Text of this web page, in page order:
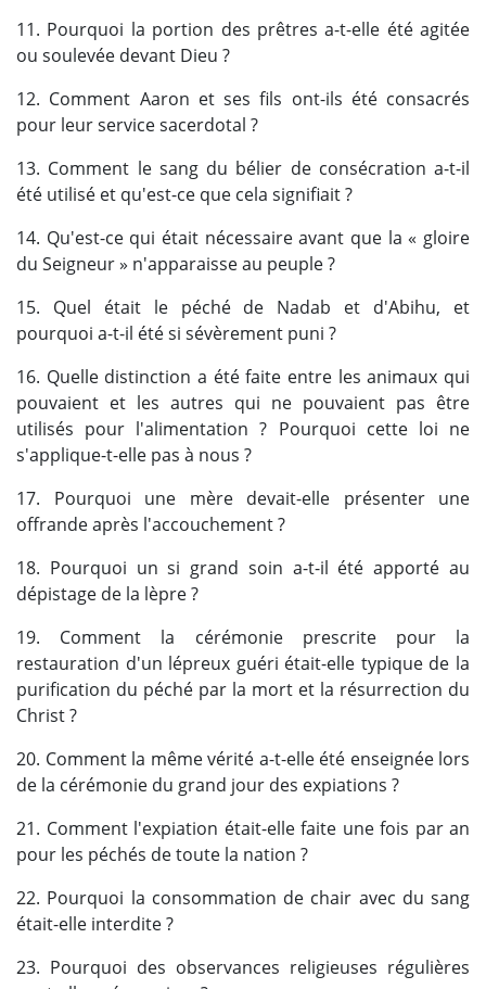
11. Pourquoi la portion des prêtres a-t-elle été agitée
ou soulevée devant Dieu ?
12. Comment Aaron et ses fils ont-ils été consacrés
pour leur service sacerdotal ?
13. Comment le sang du bélier de consécration a-t-il
été utilisé et qu'est-ce que cela signifiait ?
14. Qu'est-ce qui était nécessaire avant que la « gloire
du Seigneur » n'apparaisse au peuple ?
15. Quel était le péché de Nadab et d'Abihu, et
pourquoi a-t-il été si sévèrement puni ?
16. Quelle distinction a été faite entre les animaux qui
pouvaient et les autres qui ne pouvaient pas être
utilisés pour l'alimentation ? Pourquoi cette loi ne
s'applique-t-elle pas à nous ?
17. Pourquoi une mère devait-elle présenter une
offrande après l'accouchement ?
18. Pourquoi un si grand soin a-t-il été apporté au
dépistage de la lèpre ?
19. Comment la cérémonie prescrite pour la
restauration d'un lépreux guéri était-elle typique de la
purification du péché par la mort et la résurrection du
Christ ?
20. Comment la même vérité a-t-elle été enseignée lors
de la cérémonie du grand jour des expiations ?
21. Comment l'expiation était-elle faite une fois par an
pour les péchés de toute la nation ?
22. Pourquoi la consommation de chair avec du sang
était-elle interdite ?
23. Pourquoi des observances religieuses régulières